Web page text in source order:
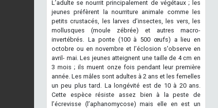
L’adulte se nourrit principalement de végétaux ; les
jeunes préfèrent la nourriture animale comme les
petits crustacés, les larves d’insectes, les vers, les
mollusques (moule zébrée) et autres macro-
invertébrés. La ponte (100 à 500 œufs) a lieu en
octobre ou en novembre et l’éclosion s'observe en
avril- mai. Les jeunes atteignent une taille de 4 cm en
3 mois ; ils muent onze fois pendant leur première
année. Les mâles sont adultes à 2 ans et les femelles
un peu plus tard. La longévité est de 10 à 20 ans.
Cette espèce résiste assez bien à la peste de
l’écrevisse (l’aphanomycose) mais elle en est un